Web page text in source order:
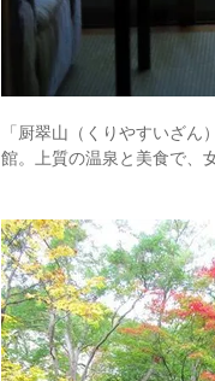
「厨翠山（くりやすいざ
館。上質の温泉と美食で、